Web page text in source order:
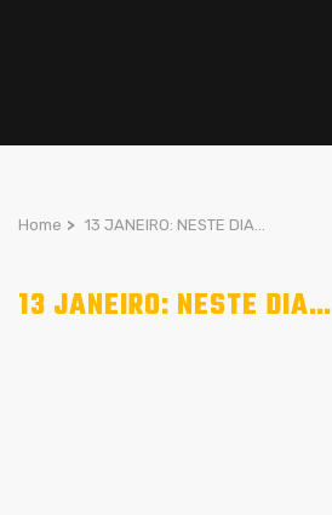
Home > 13 JANEIRO: NESTE DIA…
13 JANEIRO: NESTE DIA…